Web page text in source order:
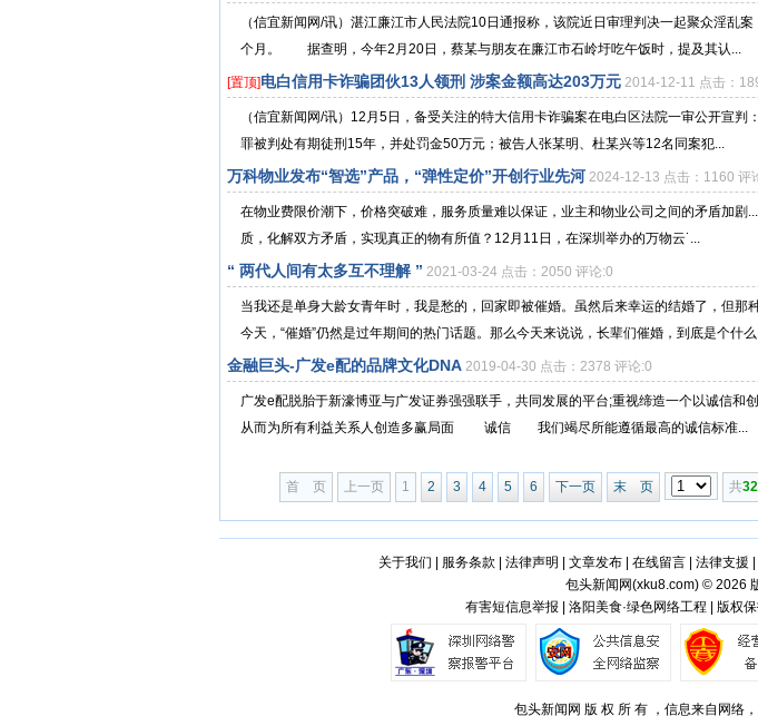
（信宜新闻网/讯）湛江廉江市人民法院10日通报称，该院近日审理判决一起聚众淫乱
个月。 据查明，今年2月20日，蔡某与朋友在廉江市石岭圩吃午饭时，提及其认...
[置顶]电白信用卡诈骗团伙13人领刑 涉案金额高达203万元 2014-12-11 点击：
（信宜新闻网/讯）12月5日，备受关注的特大信用卡诈骗案在电白区法院一审公开宣判
罪被判处有期徒刑15年，并处罚金50万元；被告人张某明、杜某兴等12名同案犯...
万科物业发布“智选”产品，“弹性定价”开创行业先河 2024-12-13 点击：1160 评
在物业费限价潮下，价格突破难，服务质量难以保证，业主和物业公司之间的矛盾加剧
质，化解双方矛盾，实现真正的物有所值？12月11日，在深圳举办的万物云˙...
“ 两代人间有太多互不理解 ” 2021-03-24 点击：2050 评论:0
当我还是单身大龄女青年时，我是愁的，回家即被催婚。虽然后来幸运的结婚了，但那
今天，“催婚”仍然是过年期间的热门话题。那么今天来说说，长辈们催婚，到底是个什
金融巨头-广发e配的品牌文化DNA 2019-04-30 点击：2378 评论:0
广发e配脱胎于新濠博亚与广发证券强强联手，共同发展的平台;重视缔造一个以诚信和
从而为所有利益关系人创造多赢局面 诚信 我们竭尽所能遵循最高的诚信标准...
首 页 上一页 1 2 3 4 5 6 下一页 末 页 共
关于我们 服务条款 法律声明 文章发布| 在线留言| 法律支援
包头新闻网(xku8.com) © 2026
有害短信息举报 | 洛阳美食·绿色网络工程 | 版权
包头新闻网 版 权 所 有 ，信息来自网络